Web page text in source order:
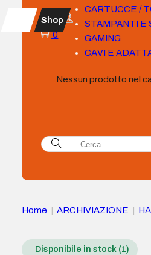
CARTUCCE /
STAMPANTI E
GAMING
CAVI E
Shop
0
Nessun prodotto nel
Home ARCHIVIAZIONE
Disponibile in stock (1)